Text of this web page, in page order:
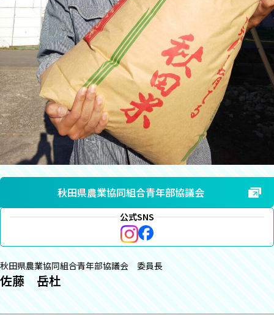
秋田県農業協同組合青年部協議会
公式SNS
秋田県農業協同組合青年部協議会 委員長
佐藤 岳杜